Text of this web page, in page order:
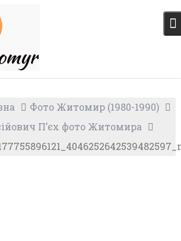
Фото Житомир (1980-1990)
П’єх фото Житомира